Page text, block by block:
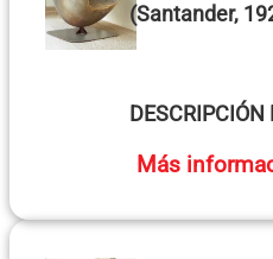
(Santander,
Más